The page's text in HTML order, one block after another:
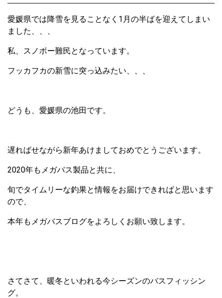
愛媛県では降雪を見ることなく1月の半ばを迎えてしまい
ました、、、
私、スノボー難民となっています。
フッカフカの新雪に突っ込みたい、、、
どうも、愛媛県の池田です。
遅ればせながら新年あけましておめでとうございます。
2020年もメガバス製品と共に、
旬でタイムリーな釣果と情報をお届けできればと思います
ので、
本年もメガバスブログをよろしくお願い致します。
さてさて、暖冬といわれる今シーズンのバスフィッシン
グ。